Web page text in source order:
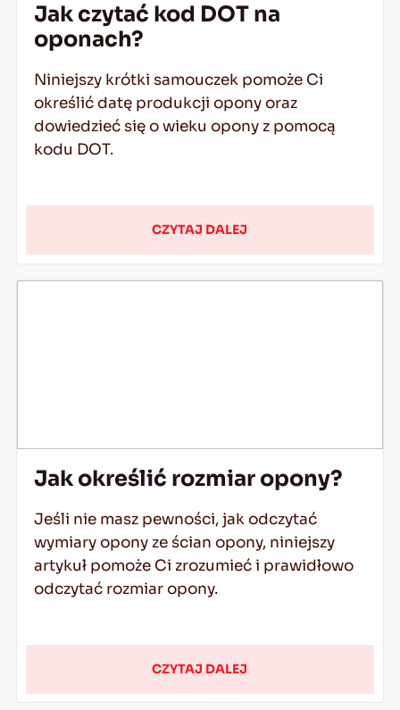
Jak czytać kod DOT na
oponach?
Niniejszy krótki samouczek pomoże Ci
określić datę produkcji opony oraz
dowiedzieć się o wieku opony z pomocą
kodu DOT.
CZYTAJ DALEJ
Jak określić rozmiar opony?
Jeśli nie masz pewności, jak odczytać
wymiary opony ze ścian opony, niniejszy
artykuł pomoże Ci zrozumieć i prawidłowo
odczytać rozmiar opony.
CZYTAJ DALEJ